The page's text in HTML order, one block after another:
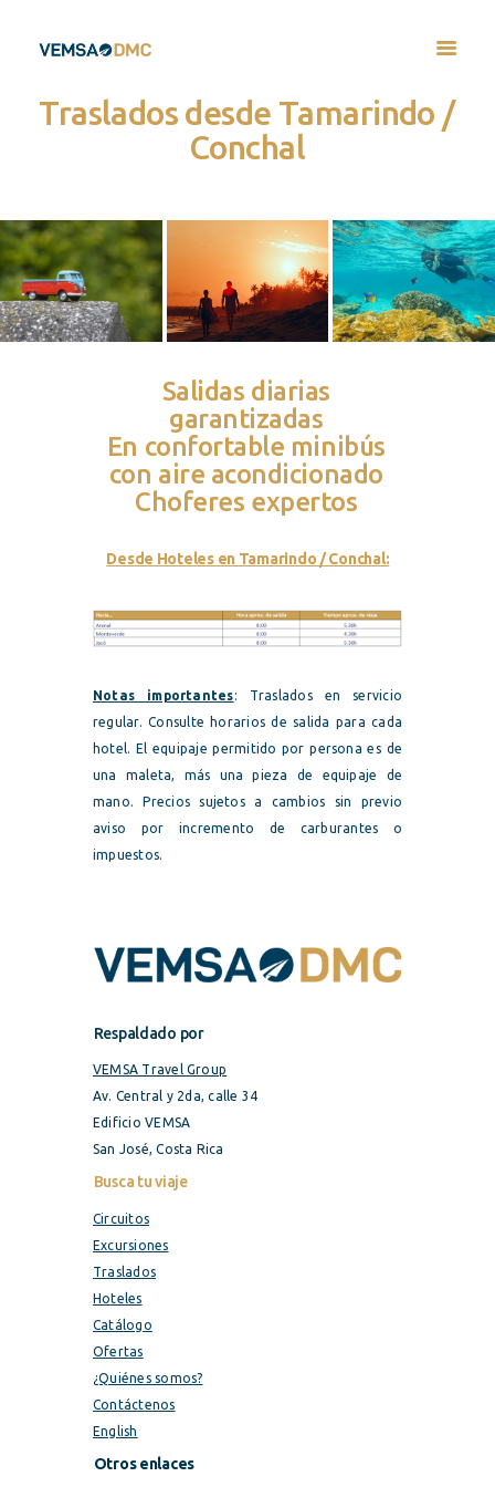
Traslados desde Tamarindo /
Conchal
Salidas diarias
garantizadas
En confortable minibús
con aire acondicionado
Choferes expertos
Desde Hoteles en Tamarindo / Conchal:
Notas importantes: Traslados en servicio
regular. Consulte horarios de salida para cada
hotel. El equipaje permitido por persona es de
una maleta, más una pieza de equipaje de
mano. Precios sujetos a cambios sin previo
aviso por incremento de carburantes o
impuestos.
Respaldado por
VEMSA Travel Group
Av. Central y 2da, calle 34
Edificio VEMSA
San José, Costa Rica
Busca tu viaje
Circuitos
Excursiones
Traslados
Hoteles
Catálogo
Ofertas
¿Quiénes somos?
Contáctenos
English
Otros enlaces